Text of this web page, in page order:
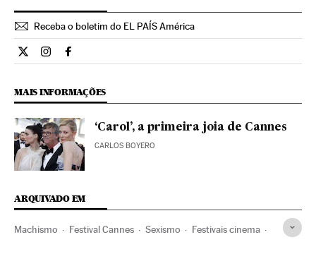
Receba o boletim do EL PAÍS América
Estilo El País Brasil en Twitter
Estilo El País Brasil en Instagram
Estilo El País Brasil en Facebook
MAIS INFORMAÇÕES
‘Carol’, a primeira joia de Cannes
CARLOS BOYERO
ARQUIVADO EM
Machismo Festival Cannes Sexismo Festivais cinema